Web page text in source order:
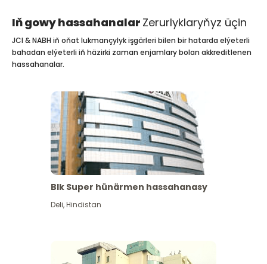
Iň gowy hassahanalar Zerurlyklaryňyz üçin
JCI & NABH iň oňat lukmançylyk işgärleri bilen bir hatarda elýeterli
bahadan elýeterli iň häzirki zaman enjamlary bolan akkreditlenen
hassahanalar.
Blk Super hünärmen hassahanasy
Deli,Hindistan